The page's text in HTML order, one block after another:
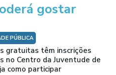
gostar
PÚBLICA
gratuitas têm inscrições
no Centro da Juventude de
como participar